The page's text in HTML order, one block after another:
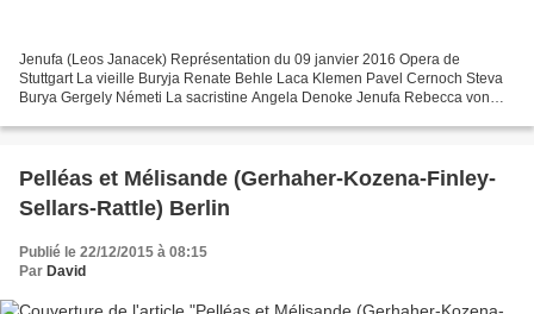
Jenufa (Leos Janacek) Représentation du 09 janvier 2016 Opera de
Stuttgart La vieille Buryja Renate Behle Laca Klemen Pavel Cernoch Steva
Burya Gergely Németi La sacristine Angela Denoke Jenufa Rebecca von
Pelléas et Mélisande (Gerhaher-Kozena-Finley-
Sellars-Rattle) Berlin
Publié le 22/12/2015 à 08:15
Par David